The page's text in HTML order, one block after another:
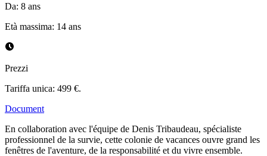
Da: 8 ans
Età massima: 14 ans
Prezzi
Tariffa unica: 499 €.
Document
En collaboration avec l'équipe de Denis Tribaudeau, spécialiste
professionnel de la survie, cette colonie de vacances ouvre grand les
fenêtres de l'aventure, de la responsabilité et du vivre ensemble.